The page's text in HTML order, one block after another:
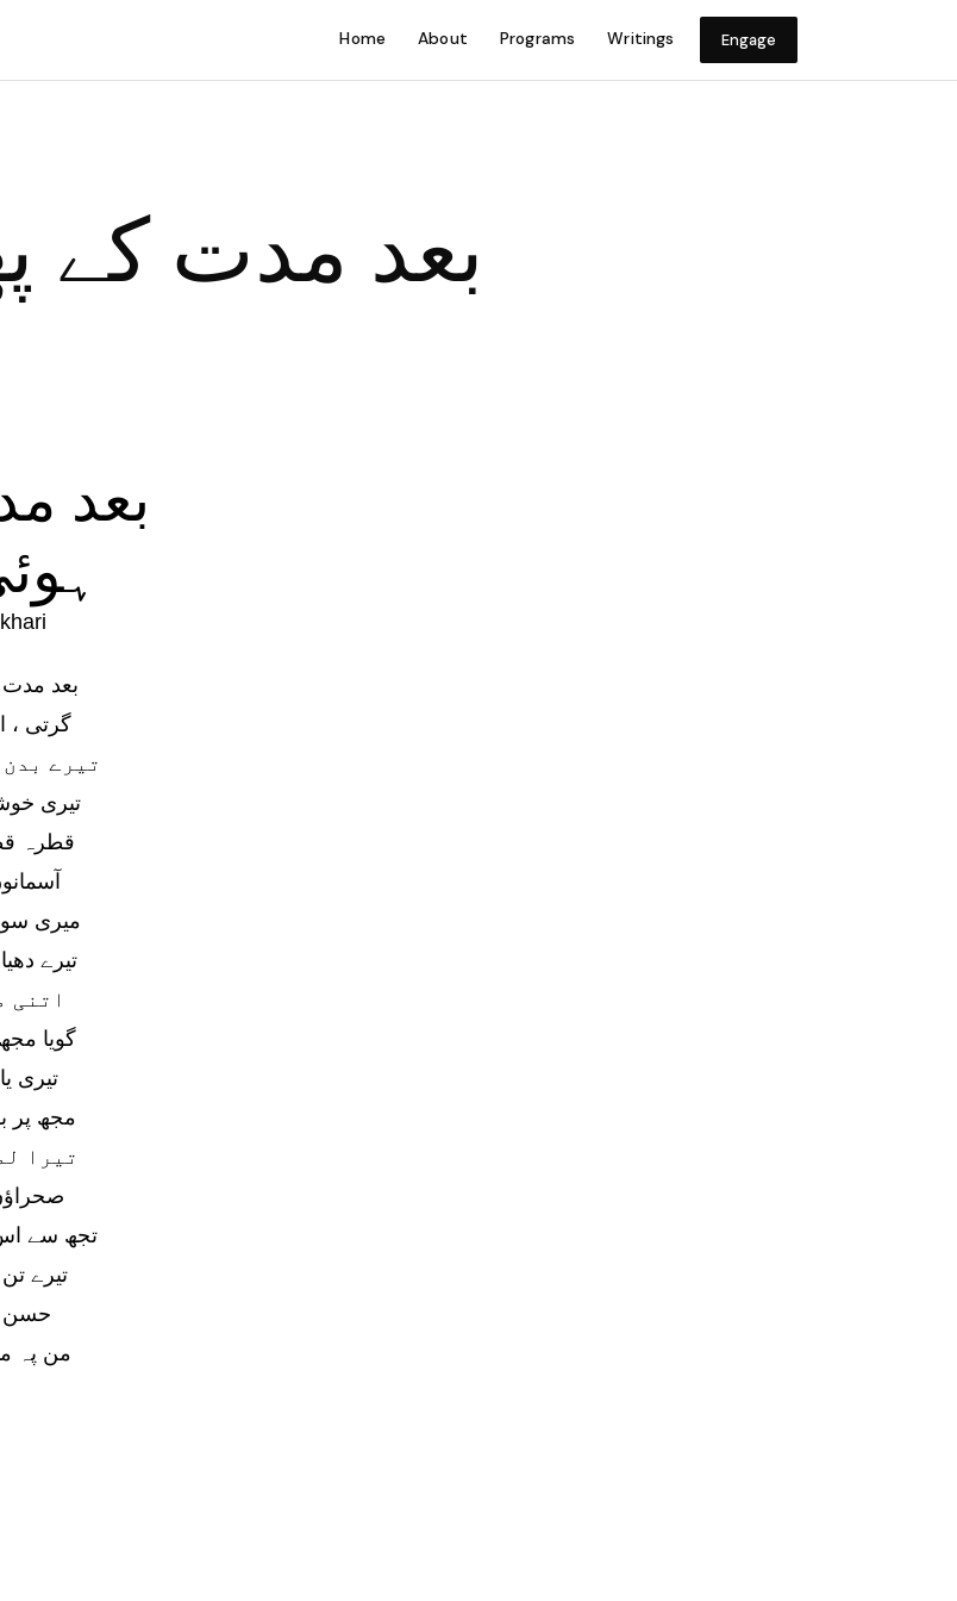
Home About Programs Writings Engage
بعد مدت کے
بعد
بعد
گرتی ،
تیرے
تیری
قطرہ
میری
تیرے
اتنی
گویا
تیری
مجھ پر
تیرا
تجھ سے
تیرے
حسن
من پہ